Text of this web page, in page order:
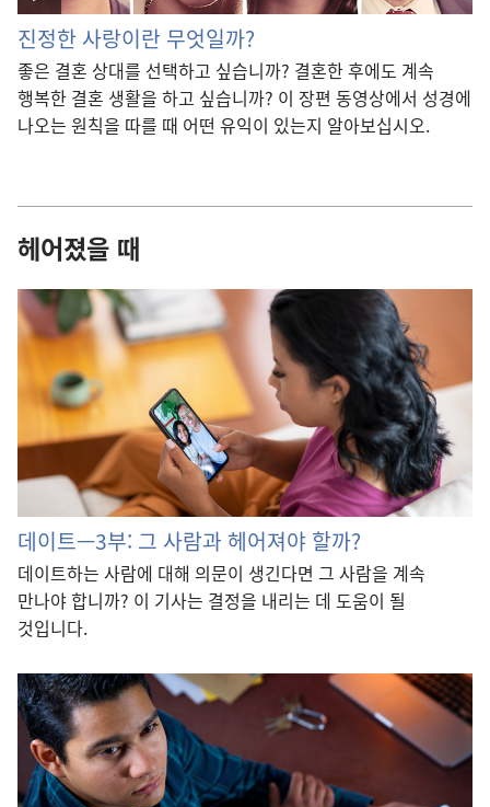
진정한 사랑이란 무엇일까?
좋은 결혼 상대를 선택하고 싶습니까? 결혼한 후에도 계속
행복한 결혼 생활을 하고 싶습니까? 이 장편 동영상에서 성경에
나오는 원칙을 따를 때 어떤 유익이 있는지 알아보십시오.
헤어졌을 때
데이트—3부: 그 사람과 헤어져야 할까?
데이트하는 사람에 대해 의문이 생긴다면 그 사람을 계속
만나야 합니까? 이 기사는 결정을 내리는 데 도움이 될
것입니다.